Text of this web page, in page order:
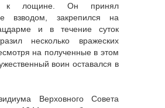
к лощине. Он принял
взводом, закрепился на
и в течение суток
несколько вражеских
на полученные в этом
воин оставался в
Верховного Совета